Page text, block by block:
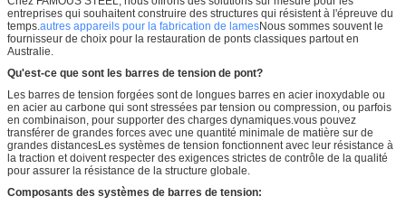
entreprises qui souhaitent construire des structures qui résistent à l'épreuve du
temps.autres appareils pour la fabrication de lamesNous sommes souvent le
fournisseur de choix pour la restauration de ponts classiques partout en
Australie.
Qu'est-ce que sont les barres de tension de pont?
Les barres de tension forgées sont de longues barres en acier inoxydable ou
en acier au carbone qui sont stressées par tension ou compression, ou parfois
en combinaison, pour supporter des charges dynamiques.vous pouvez
transférer de grandes forces avec une quantité minimale de matière sur de
grandes distancesLes systèmes de tension fonctionnent avec leur résistance à
la traction et doivent respecter des exigences strictes de contrôle de la qualité
pour assurer la résistance de la structure globale.
Composants des systèmes de barres de tension: